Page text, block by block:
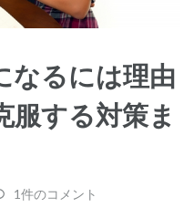
なるには理由
する対策ま
1件のコメント